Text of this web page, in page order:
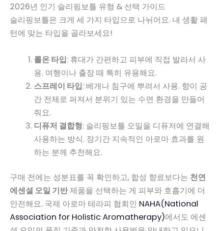
2026년 인기 슬리핑보틀 유형 & 선택 가이드
슬리핑보틀은 크게 세 가지 타입으로 나뉘어요. 내 생활 패
턴에 맞는 타입을 골라보세요!
롤온 타입: 휴대가 간편하고 피부에 직접 발라서 사
용. 여행이나 출장 때 특히 유용해요.
스프레이 타입: 베개나 침구에 뿌려서 사용. 향이 공
간 전체로 퍼져서 분위기 있는 수면 환경을 만들어
줘요.
디퓨저 결합형: 슬리핑보틀 오일을 디퓨저에 연결해
사용하는 방식. 장기간 지속적인 아로마 효과를 원
하는 분께 추천해요.
구매 전에는 성분표를 꼭 확인하고, 합성 향료보다는 천연
에센셜 오일 기반제품을 선택하는 게 피부와 호흡기에 더
안전해요. 국제 아로마 테라피 협회인 NAHA(National
Association for Holistic Aromatherapy)에서도 에센